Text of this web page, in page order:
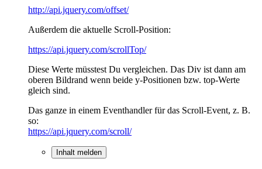
http://api.jquery.com/offset/
Außerdem die aktuelle Scroll-Position:
https://api.jquery.com/scrollTop/
Diese Werte müsstest Du vergleichen. Das Div ist dann am
oberen Bildrand wenn beide y-Positionen bzw. top-Werte
gleich sind.
Das ganze in einem Eventhandler für das Scroll-Event, z. B.
so:
https://api.jquery.com/scroll/
Inhalt melden